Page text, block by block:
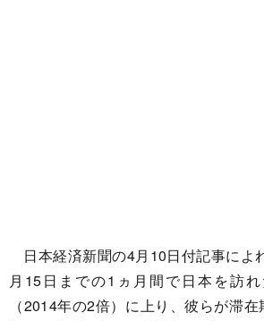
日本経済新聞の4月10日付記事によ
月15日までの1ヵ月間で日本を訪
（2014年の2倍）に上り、彼らが滞